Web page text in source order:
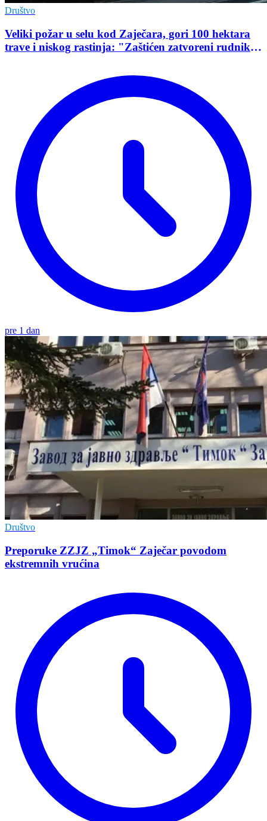
Društvo
Veliki požar u selu kod Zaječara, gori 100 hektara
trave i niskog rastinja: "Zaštićen zatvoreni rudnik
pre 1 dan
Društvo
Preporuke ZZJZ „Timok“ Zaječar povodom
ekstremnih vrućina